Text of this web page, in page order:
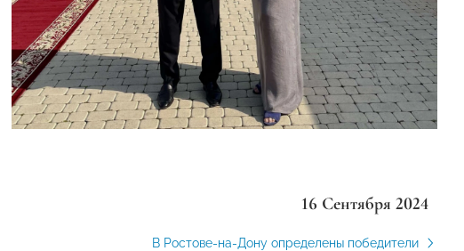
16 Сентября 2024
В Ростове-на-Дону определены победители